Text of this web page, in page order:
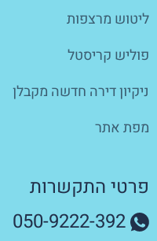
ליטוש מרצפות
פוליש קריסטל
ניקיון דירה חדשה מקבלן
מפת אתר
פרטי התקשרות
050-9222-392